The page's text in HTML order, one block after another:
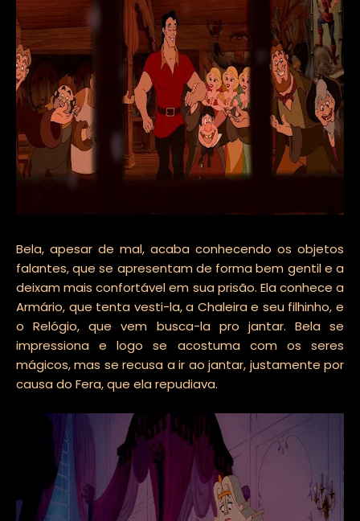
Bela, apesar de mal, acaba conhecendo os objetos
falantes, que se apresentam de forma bem gentil e a
deixam mais confortável em sua prisão. Ela conhece a
Armário, que tenta vesti-la, a Chaleira e seu filhinho, e
o Relógio, que vem busca-la pro jantar. Bela se
impressiona e logo se acostuma com os seres
mágicos, mas se recusa a ir ao jantar, justamente por
causa do Fera, que ela repudiava.